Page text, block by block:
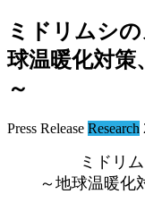
ミドリムシ
球温暖化対策
～
Press Release Research
ミドリ
～地球温暖化